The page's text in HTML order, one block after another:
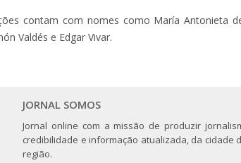
contam com nomes como María Antonieta
Valdés e Edgar Vivar.
JORNAL SOMOS
Jornal online com a missão de produzir
credibilidade e informação atualizada, da cidade
região.